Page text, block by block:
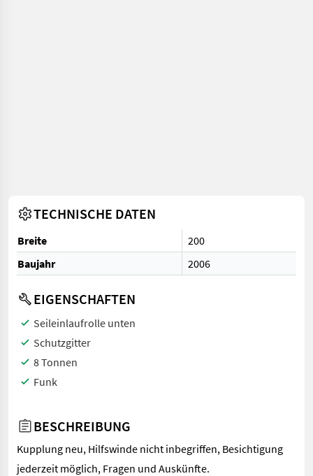
TECHNISCHE DATEN
Breite
200
Baujahr
2006
EIGENSCHAFTEN
Seileinlaufrolle unten
Schutzgitter
8 Tonnen
Funk
BESCHREIBUNG
Kupplung neu, Hilfswinde nicht inbegriffen, Besichtigung
jederzeit möglich, Fragen und Auskünfte.